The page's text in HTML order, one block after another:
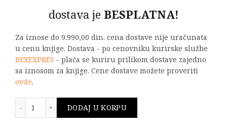
dostava je BESPLATNA!
Za iznose do 9.990,00 din. cena dostave nije uračunata
u cenu knjige. Dostava - po cenovniku kurirske službe
BEXEXPRES - plaća se kuriru prilikom dostave zajedno
sa iznosom za knjige. Cene dostave možete proveriti
ovde.
DODAJ U KORPU